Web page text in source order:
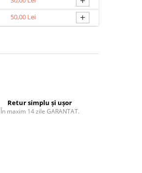
50,00 Lei +
Retur simplu și ușor
În maxim 14 zile GARANTAT.